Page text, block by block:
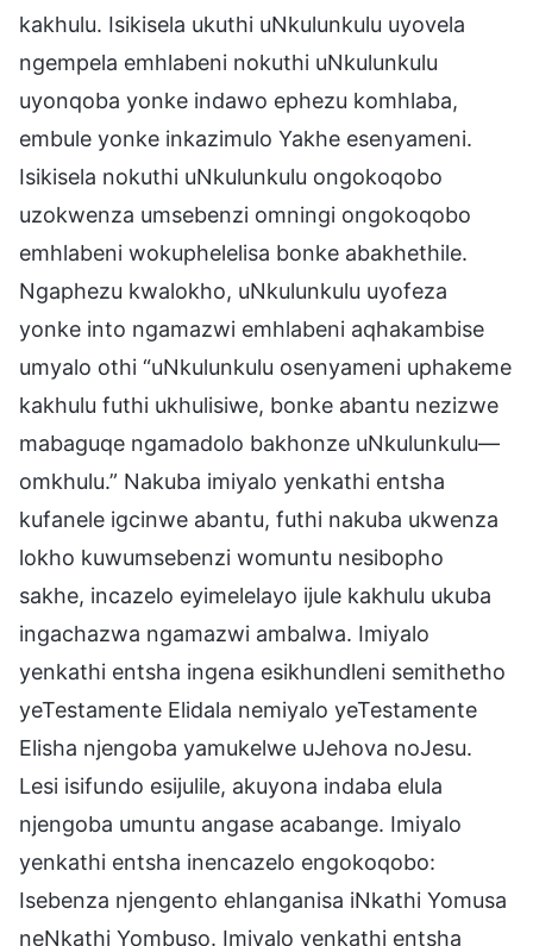
kakhulu. Isikisela ukuthi uNkulunkulu uyovela
ngempela emhlabeni nokuthi uNkulunkulu
uyonqoba yonke indawo ephezu komhlaba,
embule yonke inkazimulo Yakhe esenyameni.
Isikisela nokuthi uNkulunkulu ongokoqobo
uzokwenza umsebenzi omningi ongokoqobo
emhlabeni wokuphelelisa bonke abakhethile.
Ngaphezu kwalokho, uNkulunkulu uyofeza
yonke into ngamazwi emhlabeni aqhakambise
umyalo othi “uNkulunkulu osenyameni uphakeme
kakhulu futhi ukhulisiwe, bonke abantu nezizwe
mabaguqe ngamadolo bakhonze uNkulunkulu—
omkhulu.” Nakuba imiyalo yenkathi entsha
kufanele igcinwe abantu, futhi nakuba ukwenza
lokho kuwumsebenzi womuntu nesibopho
sakhe, incazelo eyimelelayo ijule kakhulu ukuba
ingachazwa ngamazwi ambalwa. Imiyalo
yenkathi entsha ingena esikhundleni semithetho
yeTestamente Elidala nemiyalo yeTestamente
Elisha njengoba yamukelwe uJehova noJesu.
Lesi isifundo esijulile, akuyona indaba elula
njengoba umuntu angase acabange. Imiyalo
yenkathi entsha inencazelo engokoqobo:
Isebenza njengento ehlanganisa iNkathi Yomusa
neNkathi Yombuso. Imiyalo yenkathi entsha